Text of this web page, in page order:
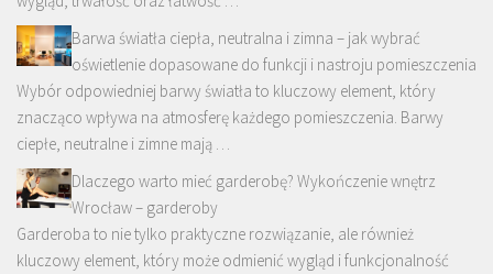
Barwa światła ciepła, neutralna i zimna – jak wybrać
oświetlenie dopasowane do funkcji i nastroju pomieszczenia
Wybór odpowiedniej barwy światła to kluczowy element, który
znacząco wpływa na atmosferę każdego pomieszczenia. Barwy
ciepłe, neutralne i zimne mają …
Dlaczego warto mieć garderobę? Wykończenie wnętrz
Wrocław – garderoby
Garderoba to nie tylko praktyczne rozwiązanie, ale również
kluczowy element, który może odmienić wygląd i funkcjonalność